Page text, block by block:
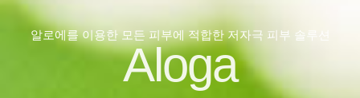
알로에를 이용한 모든 피부에 적합한 저자극 피부 솔루션
Aloga